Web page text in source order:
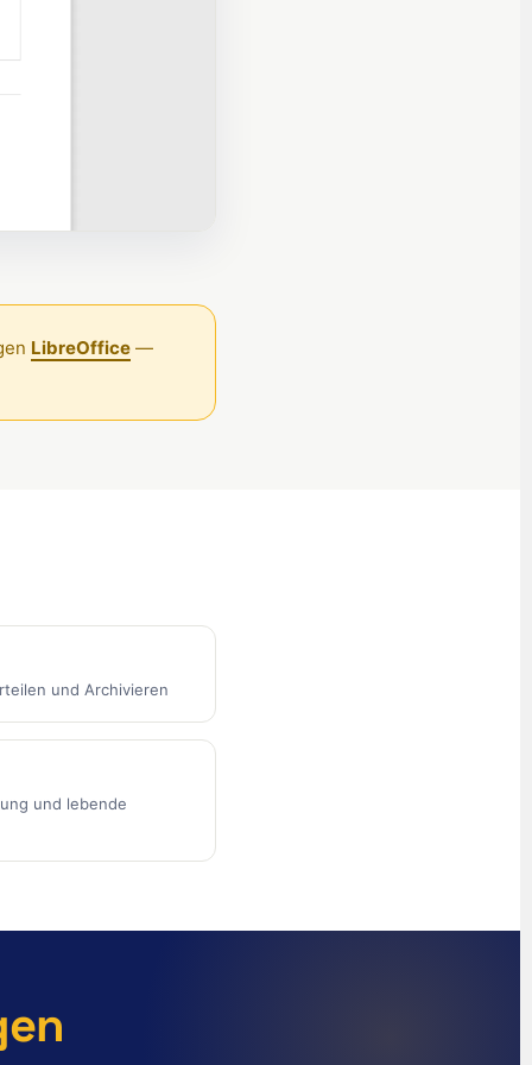
LibreOffice —
und Archivieren
und lebende
简体中文
English (Canada)
Español de México
Español de Chile